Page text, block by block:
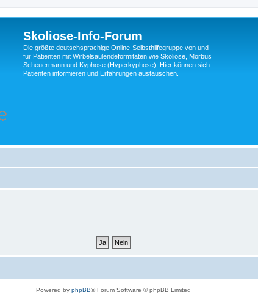
Skoliose-Info-Forum
Die größte deutschsprachige Online-Selbsthilfegruppe von und
für Patienten mit Wirbelsäulendeformitäten wie Skoliose, Morbus
Scheuermann und Kyphose (Hyperkyphose). Hier können sich
Patienten informieren und Erfahrungen austauschen.
Powered by phpBB® Forum Software © phpBB Limited